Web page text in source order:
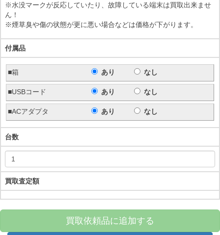
※水没マークが反応していたり、故障している端末は買取出来ませ
ん！
※煙草臭や傷の状態が更に悪い場合などは価格が下がります。
付属品
■箱 あり なし
■USBコード あり なし
■ACアダプタ あり なし
台数
買取査定額
買取依頼品に追加する